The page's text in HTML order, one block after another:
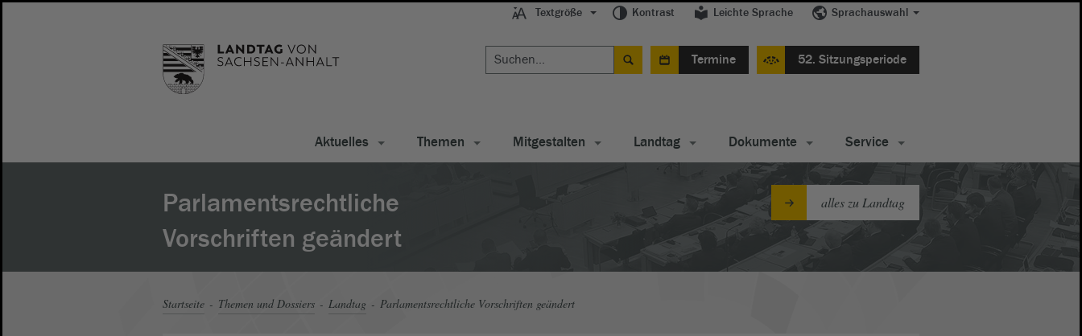
Textgröße Kontrast Leichte Sprache Sprachauswahl
Termine 52. Sitzungsperiode
Aktuelles Themen Mitgestalten Landtag Dokumente Service
Parlamentsrechtliche
Vorschriften geändert
alles zu Landtag
Startseite Themen und Dossiers Landtag Parlamentsrechtliche Vorschriften geändert